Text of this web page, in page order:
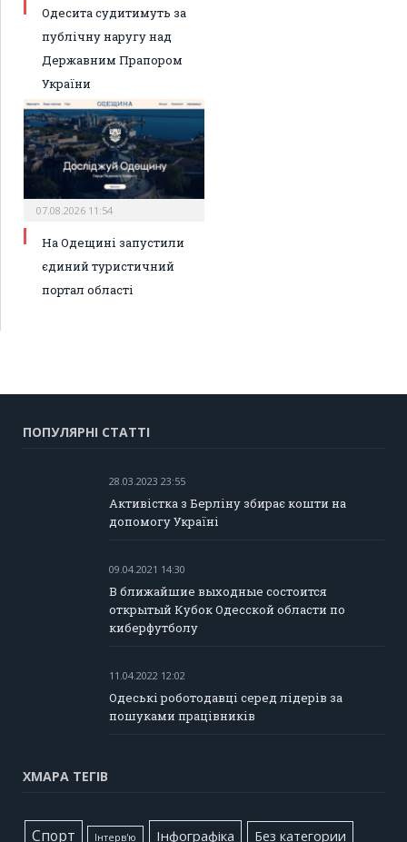
Одесита судитимуть за
публічну наругу над
Державним Прапором
України
07.08.2026 11:54
На Одещині запустили
єдиний туристичний
портал області
ПОПУЛЯРНІ СТАТТІ
28.03.2023 23:55
Активістка з Берліну збирає кошти на
допомогу Україні
09.04.2021 14:30
В ближайшие выходные состоится
открытый Кубок Одесской области по
киберфутболу
11.04.2022 12:02
Одеські роботодавці серед лідерів за
пошуками працівників
ХМАРА ТЕГІВ
Cпорт Інтерв'ю Інфографіка Без категории